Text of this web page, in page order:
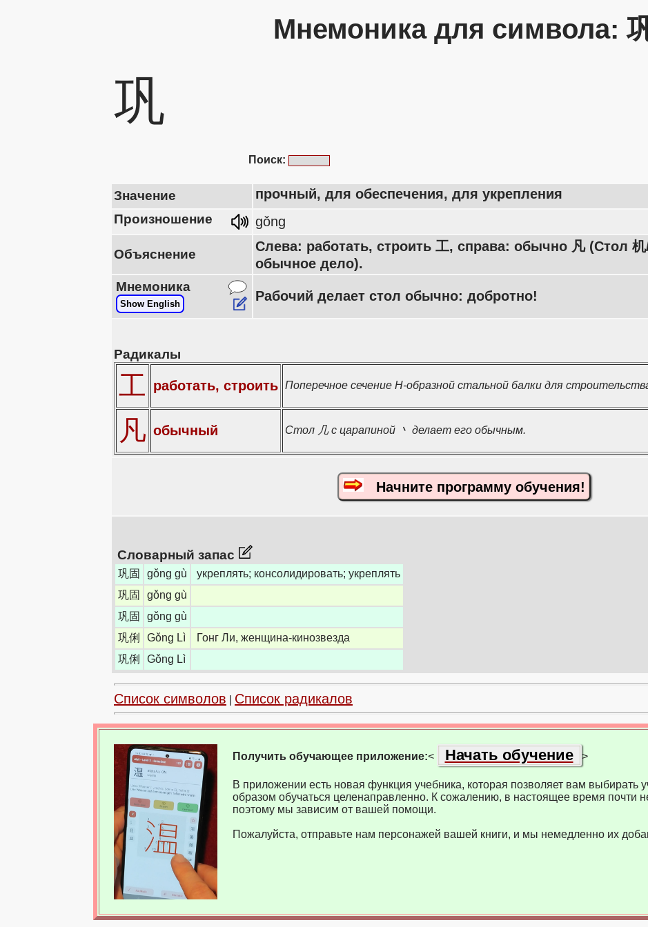
Мнемоника для символа:
巩
Поиск:
Значение прочный, для обеспечения, для укрепления
Произношение gǒng
Объяснение
Слева: работать, строить 工, справа: обычно 凡 (Стол
обычное дело).
Мнемоника
Show English
Рабочий делает стол обычно: добротно!
Радикалы
工 работать, строить Поперечное сечение H-образной стальной балки для
凡 обычный Стол 几 с царапиной 丶 делает его обычным.
Начните программу обучения!
Словарный запас
巩固 gǒng gù
укреплять; консолидировать; укреплять
巩固
gǒng gù
巩固
gǒng gù
巩俐
Gǒng Lì
Гонг Ли, женщина-кинозвезда
巩俐
Gǒng Lì
Список символов Список радикалов
Получить обучающее приложение:< Начать обучение >
В приложении есть новая функция учебника, которая позволяет вам выбирать
образом обучаться целенаправленно. К сожалению, в настоящее время почти
поэтому мы зависим от вашей помощи.
Пожалуйста, отправьте нам персонажей вашей книги, и мы немедленно их